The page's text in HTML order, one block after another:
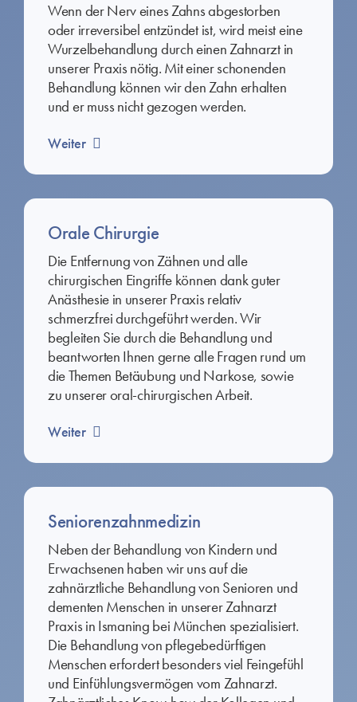
Wenn der Nerv eines Zahns abgestorben
oder irreversibel entzündet ist, wird meist eine
Wurzelbehandlung durch einen Zahnarzt in
unserer Praxis nötig. Mit einer schonenden
Behandlung können wir den Zahn erhalten
und er muss nicht gezogen werden.
Weiter
Orale Chirurgie
Die Entfernung von Zähnen und alle
chirurgischen Eingriffe können dank guter
Anästhesie in unserer Praxis relativ
schmerzfrei durchgeführt werden. Wir
begleiten Sie durch die Behandlung und
beantworten Ihnen gerne alle Fragen rund um
die Themen Betäubung und Narkose, sowie
zu unserer oral-chirurgischen Arbeit.
Weiter
Seniorenzahnmedizin
Neben der Behandlung von Kindern und
Erwachsenen haben wir uns auf die
zahnärztliche Behandlung von Senioren und
dementen Menschen in unserer Zahnarzt
Praxis in Ismaning bei München spezialisiert.
Die Behandlung von pflegebedürftigen
Menschen erfordert besonders viel Feingefühl
und Einfühlungsvermögen vom Zahnarzt.